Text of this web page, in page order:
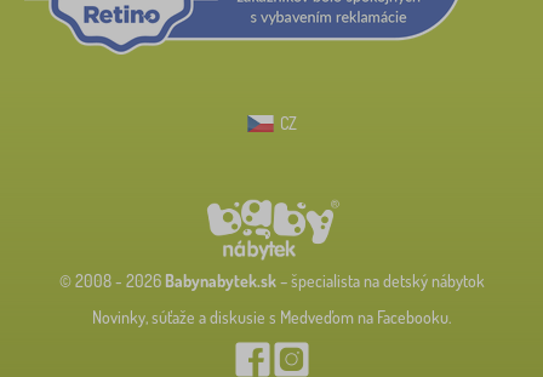
CZ
© 2008 - 2026 Babynabytek.sk– špecialista na detský nábytok
Novinky, súťaže a diskusie s Medveďom na Facebooku.